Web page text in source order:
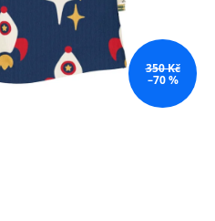
350 Kč
–70 %